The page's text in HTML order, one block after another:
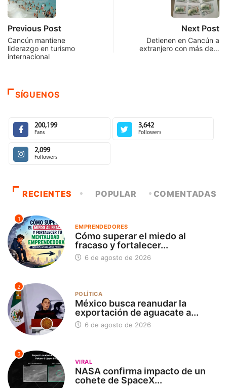
Previous Post
Cancún mantiene
liderazgo en turismo
internacional
Next Post
Detienen en Cancún a
extranjero con más de…
SÍGUENOS
200,199
Fans
3,642
Followers
2,099
Followers
RECIENTES POPULAR COMENTADAS
1
EMPRENDEDORES
Cómo superar el miedo al
fracaso y fortalecer...
6 de agosto de 2026
2
POLÍTICA
México busca reanudar la
exportación de aguacate a...
6 de agosto de 2026
3
VIRAL
NASA confirma impacto de un
cohete de SpaceX...